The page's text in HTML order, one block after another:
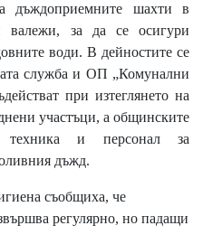
дъждоприемните шахти в
валежи, за да се осигури
води. В дейностите се
служба и ОП „Комунални
при изтеглянето на
участъци, а общинските
техника и персонал за
дъжд.
съобщиха, че
регулярно, но падащи